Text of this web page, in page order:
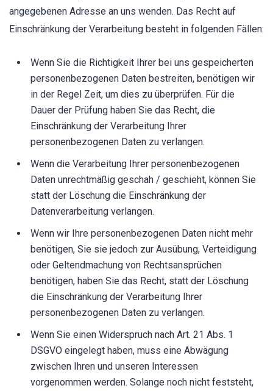
angegebenen Adresse an uns wenden. Das Recht auf
Einschränkung der Verarbeitung besteht in folgenden Fällen:
Wenn Sie die Richtigkeit Ihrer bei uns gespeicherten
personenbezogenen Daten bestreiten, benötigen wir
in der Regel Zeit, um dies zu überprüfen. Für die
Dauer der Prüfung haben Sie das Recht, die
Einschränkung der Verarbeitung Ihrer
personenbezogenen Daten zu verlangen.
Wenn die Verarbeitung Ihrer personenbezogenen
Daten unrechtmäßig geschah / geschieht, können Sie
statt der Löschung die Einschränkung der
Datenverarbeitung verlangen.
Wenn wir Ihre personenbezogenen Daten nicht mehr
benötigen, Sie sie jedoch zur Ausübung, Verteidigung
oder Geltendmachung von Rechtsansprüchen
benötigen, haben Sie das Recht, statt der Löschung
die Einschränkung der Verarbeitung Ihrer
personenbezogenen Daten zu verlangen.
Wenn Sie einen Widerspruch nach Art. 21 Abs. 1
DSGVO eingelegt haben, muss eine Abwägung
zwischen Ihren und unseren Interessen
vorgenommen werden. Solange noch nicht feststeht,